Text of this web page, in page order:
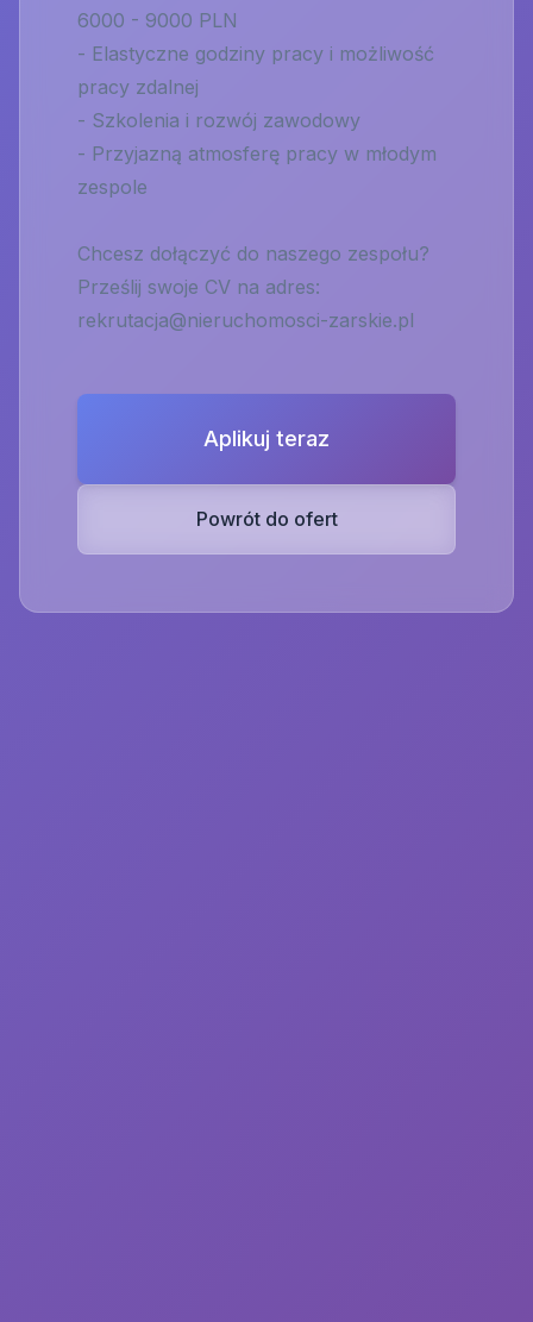
6000 - 9000 PLN
- Elastyczne godziny pracy i możliwość
pracy zdalnej
- Szkolenia i rozwój zawodowy
- Przyjazną atmosferę pracy w młodym
zespole
Chcesz dołączyć do naszego zespołu?
Prześlij swoje CV na adres:
rekrutacja@nieruchomosci-zarskie.pl
Aplikuj teraz
Powrót do ofert